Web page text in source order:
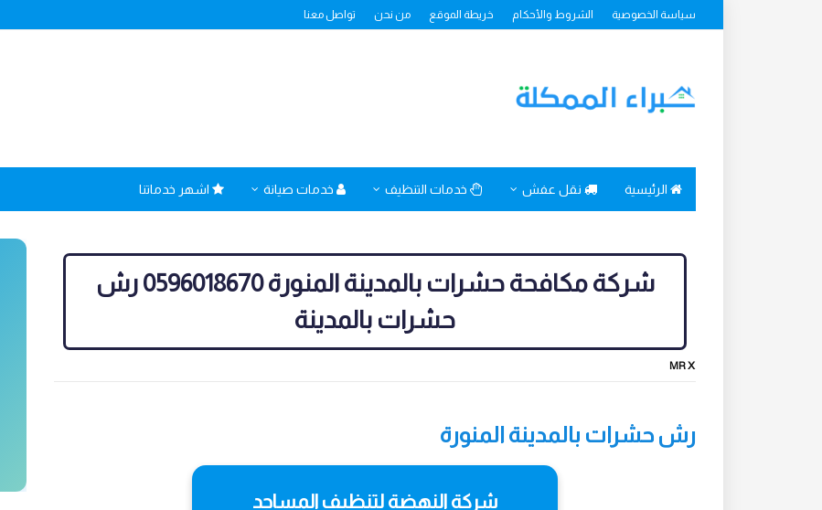
سياسة الخصوصية الشروط والأحكام خريطة الموقع من نحن تواصل معنا
الرئيسية نقل عفش خدمات التنظيف خدمات صيانة اشهر خدماتنا
شركة مكافحة حشرات بالمدينة المنورة 0596018670 رش
حشرات بالمدينة
MR X
رش حشرات بالمدينة المنورة
شركة النهضة لتنظيف المساجد